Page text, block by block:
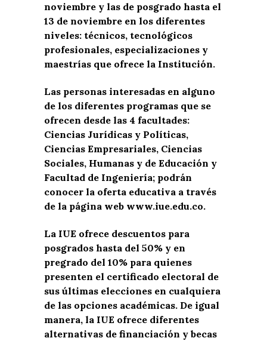
noviembre y las de posgrado hasta el
13 de noviembre en los diferentes
niveles: técnicos, tecnológicos
profesionales, especializaciones y
maestrías que ofrece la Institución.
Las personas interesadas en alguno
de los diferentes programas que se
ofrecen desde las 4 facultades:
Ciencias Jurídicas y Políticas,
Ciencias Empresariales, Ciencias
Sociales, Humanas y de Educación y
Facultad de Ingeniería; podrán
conocer la oferta educativa a través
de la página web www.iue.edu.co.
La IUE ofrece descuentos para
posgrados hasta del 50% y en
pregrado del 10% para quienes
presenten el certificado electoral de
sus últimas elecciones en cualquiera
de las opciones académicas. De igual
manera, la IUE ofrece diferentes
alternativas de financiación y becas